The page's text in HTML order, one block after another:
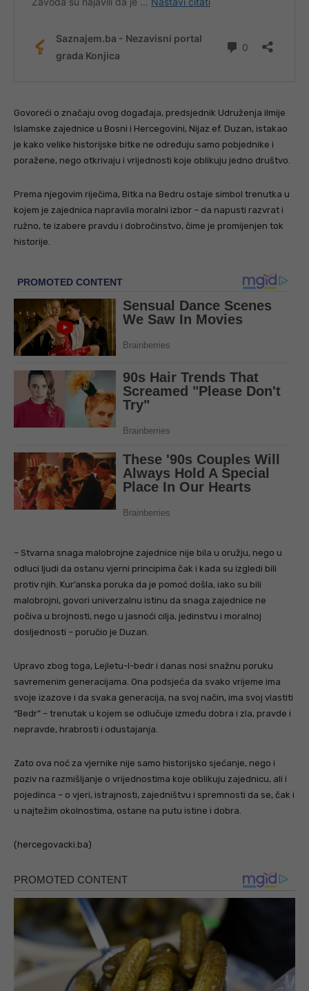
Govoreći o značaju ovog događaja, predsjednik Udruženja ilmije
Islamske zajednice u Bosni i Hercegovini, Nijaz ef. Duzan, istakao
je kako velike historijske bitke ne određuju samo pobjednike i
poražene, nego otkrivaju i vrijednosti koje oblikuju jedno društvo.
Prema njegovim riječima, Bitka na Bedru ostaje simbol trenutka u
kojem je zajednica napravila moralni izbor – da napusti razvrat i
ružno, te izabere pravdu i dobročinstvo, čime je promijenjen tok
historije.
– Stvarna snaga malobrojne zajednice nije bila u oružju, nego u
odluci ljudi da ostanu vjerni principima čak i kada su izgledi bili
protiv njih. Kur’anska poruka da je pomoć došla, iako su bili
malobrojni, govori univerzalnu istinu da snaga zajednice ne
počiva u brojnosti, nego u jasnoći cilja, jedinstvu i moralnoj
dosljednosti – poručio je Duzan.
Upravo zbog toga, Lejletu-l-bedr i danas nosi snažnu poruku
savremenim generacijama. Ona podsjeća da svako vrijeme ima
svoje izazove i da svaka generacija, na svoj način, ima svoj vlastiti
“Bedr” – trenutak u kojem se odlučuje između dobra i zla, pravde i
nepravde, hrabrosti i odustajanja.
Zato ova noć za vjernike nije samo historijsko sjećanje, nego i
poziv na razmišljanje o vrijednostima koje oblikuju zajednicu, ali i
pojedinca – o vjeri, istrajnosti, zajedništvu i spremnosti da se, čak i
u najtežim okolnostima, ostane na putu istine i dobra.
(hercegovacki.ba)